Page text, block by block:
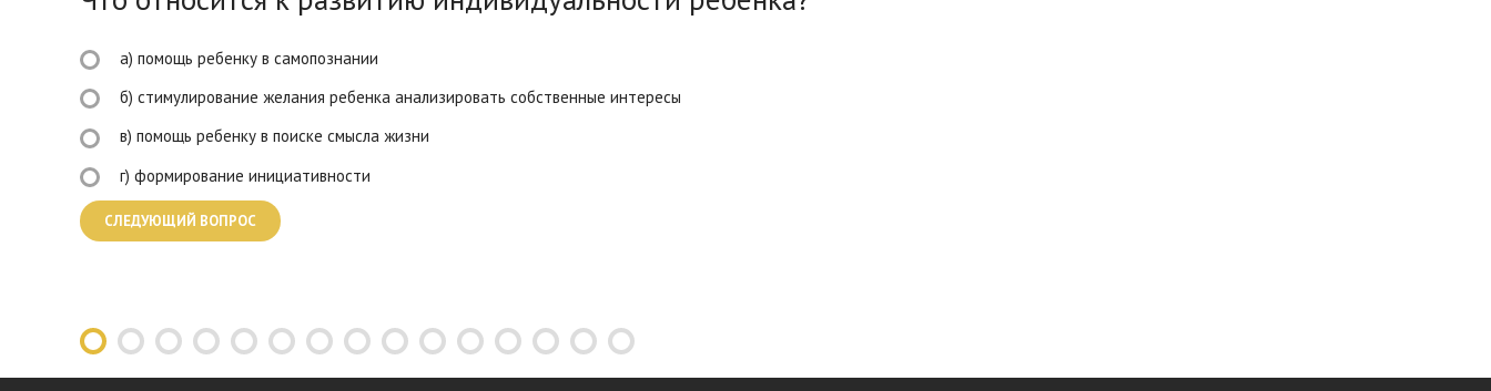
а) помощь ребенку в самопознании
б) стимулирование желания ребенка анализировать собственные интересы
в) помощь ребенку в поиске смысла жизни
г) формирование инициативности